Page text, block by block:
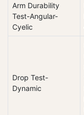
Arm Durability
Test-Angular-
Cyelic
Drop Test-
Dynamic